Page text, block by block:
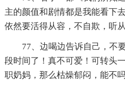
主的颜值和剧情都是我能看下
依然要活得从容，不自欺，听从
77、边喝边告诉自己，不
段时间了！真不可爱！可转头
职奶妈，那么枯燥郁闷，能不吗